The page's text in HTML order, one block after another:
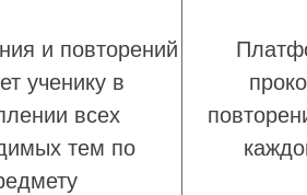
и повторений
ученику в
всех
тем по